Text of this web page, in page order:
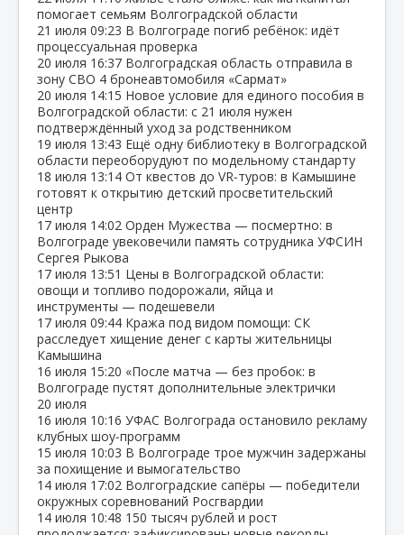
помогает семьям Волгоградской области
21 июля 09:23 В Волгограде погиб ребёнок: идёт
процессуальная проверка
20 июля 16:37 Волгоградская область отправила в
зону СВО 4 бронеавтомобиля «Сармат»
20 июля 14:15 Новое условие для единого пособия в
Волгоградской области: с 21 июля нужен
подтверждённый уход за родственником
19 июля 13:43 Ещё одну библиотеку в Волгоградской
области переоборудуют по модельному стандарту
18 июля 13:14 От квестов до VR‑туров: в Камышине
готовят к открытию детский просветительский
центр
17 июля 14:02 Орден Мужества — посмертно: в
Волгограде увековечили память сотрудника УФСИН
Сергея Рыкова
17 июля 13:51 Цены в Волгоградской области:
овощи и топливо подорожали, яйца и
инструменты — подешевели
17 июля 09:44 Кража под видом помощи: СК
расследует хищение денег с карты жительницы
Камышина
16 июля 15:20 «После матча — без пробок: в
Волгограде пустят дополнительные электрички
20 июля
16 июля 10:16 УФАС Волгограда остановило рекламу
клубных шоу‑программ
15 июля 10:03 В Волгограде трое мужчин задержаны
за похищение и вымогательство
14 июля 17:02 Волгоградские сапёры — победители
окружных соревнований Росгвардии
14 июля 10:48 150 тысяч рублей и рост